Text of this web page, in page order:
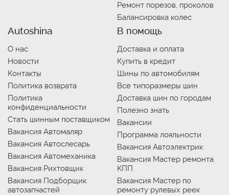
Ремонт порезов, проколов
Балансировка колес
Autoshina
О нас
Новости
Контакты
Политика возврата
Политика
конфиденциальности
Стать шинным поставщиком
Вакансия Автомаляр
Вакансия Автослесарь
Вакансия Автомеханика
Вакансия Рихтовщик
Вакансия Подборщик
автозапчастей
В помощь
Доставка и оплата
Купить в кредит
Шины по автомобилям
Все типоразмеры шин
Доставка шин по городам
Полезно знать
Вакансии
Программа лояльности
Вакансия Автоэлектрик
Вакансия Мастер ремонта
КПП
Вакансия Мастер по
ремонту рулевых реек